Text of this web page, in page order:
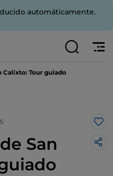
automáticamente.
Calixto: Tour guiado
San
Me